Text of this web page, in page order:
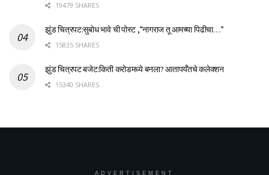
19479 SHARES
झुंड चित्रपट:सुबोध भावे ची पोस्ट ,”नागराज तू आमच्या पिढीचा…”
15835 SHARES
झुंड चित्रपट बजेट:किती करोडमध्ये बनला? आतापर्यँतचे कलेक्शन
15340 SHARES
ADVERTISEMENT